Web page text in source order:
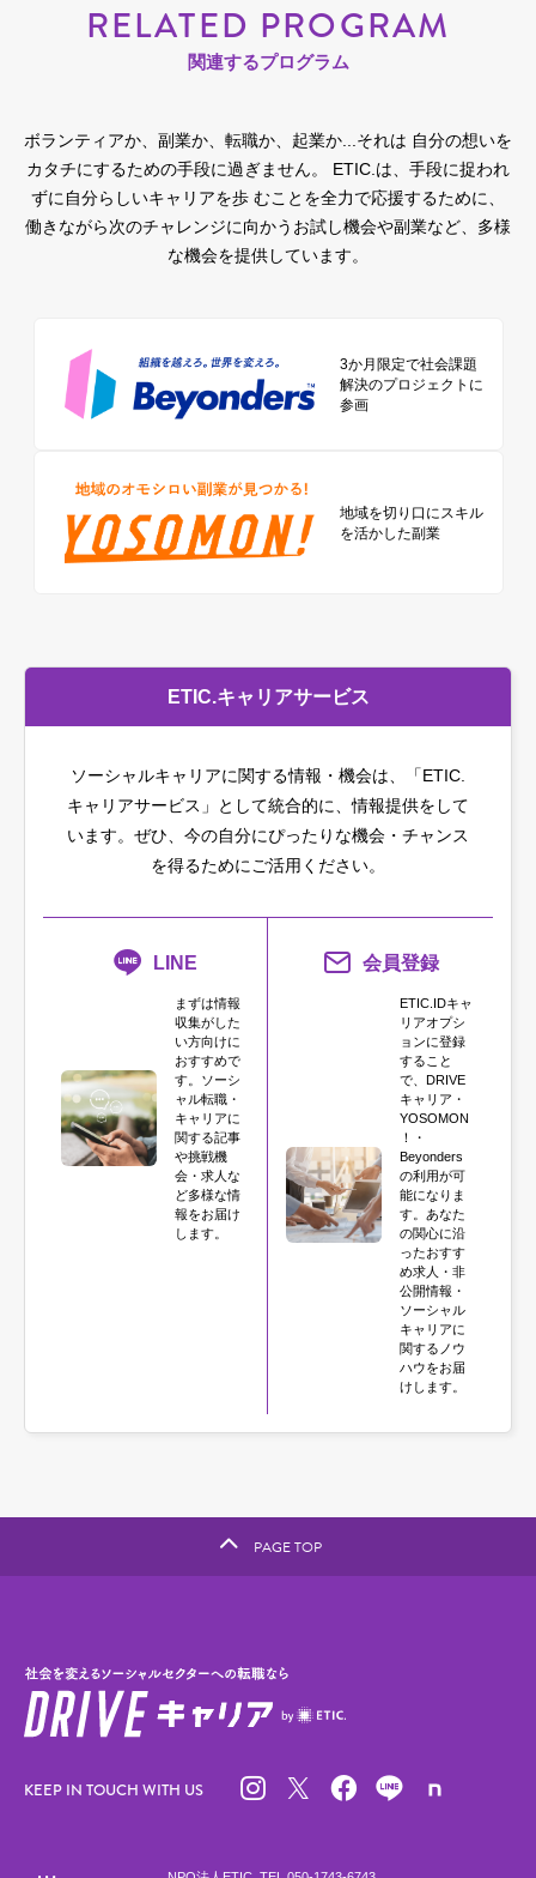
RELATED PROGRAM
関連するプログラム
ボランティアか、副業か、転職か、起業か...それは 自分の想いを
カタチにするための手段に過ぎません。
ETIC.は、手段に捉われ
ずに自分らしいキャリアを歩 むことを全力で応援するために、
働きながら次のチャレンジに向かうお試し機会や副業など、多様
な機会を提供しています。
3か月限定で社会課題
解決のプロジェクトに
参画
地域を切り口に スキル
を活かした副業
ETIC.キャリアサービス
ソーシャルキャリアに関する情報・機会は、「ETIC.
キャリアサービス」として統合的に、情報提供をして
います。 ぜひ、今の自分にぴったりな機会・チャンス
を得るためにご活用ください。
LINE
まずは情報
収集がした
い方向けに
おすすめで
す。ソーシ
ャル転職・
キャリアに
関する記事
や挑戦機
会・求人な
ど多様な情
報をお届け
します。
会員登録
ETIC.IDキャ
リアオプシ
ョンに登録
すること
で、DRIVE
キャリア・
YOSOMON
！・
Beyonders
の利用が可
能になりま
す。あなた
の関心に沿
ったおすす
め求人・非
公開情報・
ソーシャル
キャリアに
関するノウ
ハウをお届
けします。
PAGE TOP
KEEP IN TOUCH WITH US